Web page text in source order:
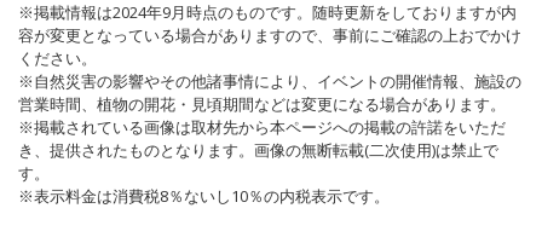
※掲載情報は2024年9月時点のものです。随時更新をしておりますが内
容が変更となっている場合がありますので、事前にご確認の上おでかけ
ください。
※自然災害の影響やその他諸事情により、イベントの開催情報、施設の
営業時間、植物の開花・見頃期間などは変更になる場合があります。
※掲載されている画像は取材先から本ページへの掲載の許諾をいただ
き、提供されたものとなります。画像の無断転載(二次使用)は禁止で
す。
※表示料金は消費税8％ないし10％の内税表示です。